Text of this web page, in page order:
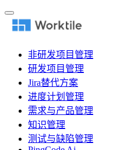
非研发项目管理
研发项目管理
Jira替代方案
进度计划管理
需求与产品管理
知识管理
测试与缺陷管理